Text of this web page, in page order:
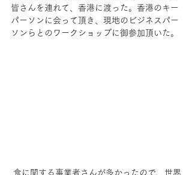
皆さんを連れて、香港に渡った。香港のキー
パーソンに会って頂き、現地のビジネスパー
ソンらとのワークショップに御参加頂いた。